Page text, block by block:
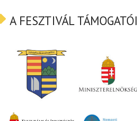
A FESZTIVÁL TÁMOGATÓI